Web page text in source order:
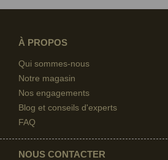
À PROPOS
Qui sommes-nous
Notre magasin
Nos engagements
Blog et conseils d'experts
FAQ
NOUS CONTACTER